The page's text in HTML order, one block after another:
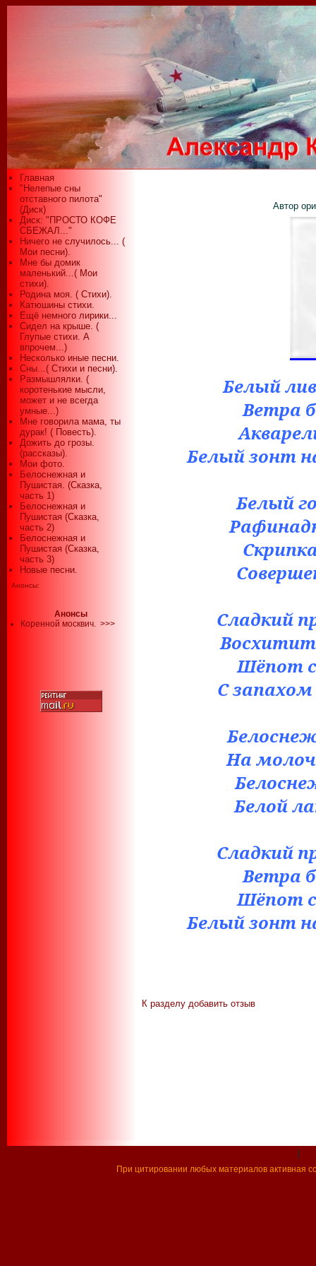
Главная
"Нелепые сны
отставного пилота"
(Диск)
Диск: "ПРОСТО КОФЕ
СБЕЖАЛ..."
Ничего не случилось... (
Мои песни).
Мне бы домик
маленький...( Мои
стихи).
Родина моя. ( Стихи).
Катюшины стихи.
Ещё немного лирики...
Сидел на крыше. (
Глупые стихи. А
впрочем...)
Несколько иные песни.
Сны...( Стихи и песни).
Размышлялки. (
коротенькие мысли,
может и не всегда
умные...)
Мне говорила мама, ты
дурак! ( Повесть).
Дожить до грозы.
(рассказы).
Мои фото.
Белоснежная и
Пушистая. (Сказка,
часть 1)
Белоснежная и
Пушистая (Сказка,
часть 2)
Белоснежная и
Пушистая (Сказка,
часть 3)
Новые песни.
Анонсы:
Анонсы
Коренной москвич. >>>
Автор
Белый
Ветра
Белый зонт
Белый
Сладкий
Шёпот
С
На
Белой
Сладкий
Ветра
Шёпот
Белый зонт
К разделу добавить отзыв
При цитировании любых материалов активная